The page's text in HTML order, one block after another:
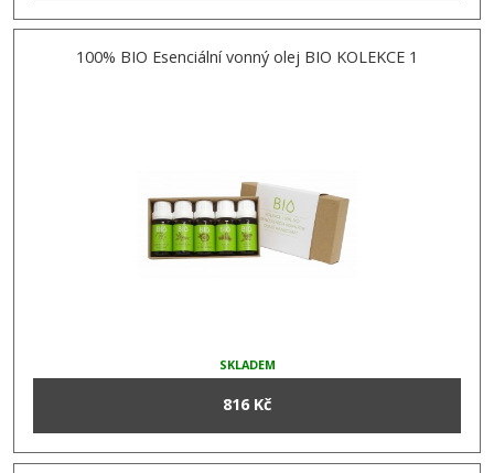
100% BIO Esenciální vonný olej BIO KOLEKCE 1
SKLADEM
816 Kč